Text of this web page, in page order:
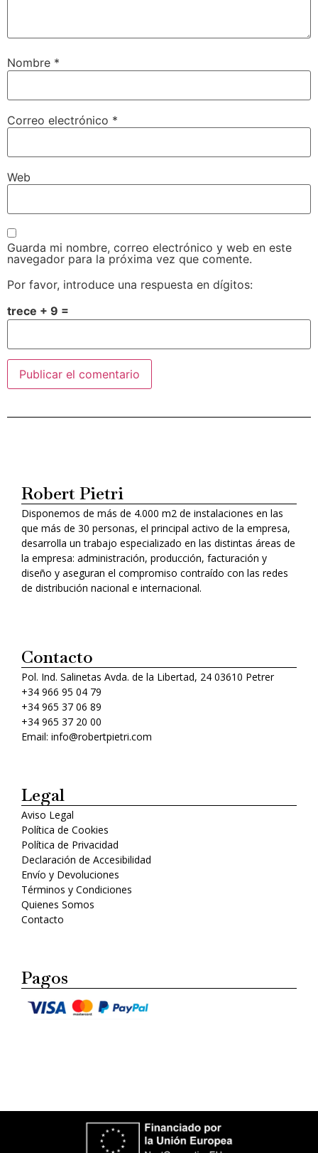
Nombre *
Correo electrónico *
Web
Guarda mi nombre, correo electrónico y web en este
navegador para la próxima vez que comente.
Por favor, introduce una respuesta en dígitos:
trece + 9 =
Robert Pietri
Disponemos de más de 4.000 m2 de instalaciones en las
que más de 30 personas, el principal activo de la empresa,
desarrolla un trabajo especializado en las distintas áreas de
la empresa: administración, producción, facturación y
diseño y aseguran el compromiso contraído con las redes
de distribución nacional e internacional.
Contacto
Pol. Ind. Salinetas Avda. de la Libertad, 24 03610 Petrer
+34 966 95 04 79
+34 965 37 06 89
+34 965 37 20 00
Email: info@robertpietri.com
Legal
Aviso Legal
Política de Cookies
Política de Privacidad
Declaración de Accesibilidad
Envío y Devoluciones
Términos y Condiciones
Quienes Somos
Contacto
Pagos